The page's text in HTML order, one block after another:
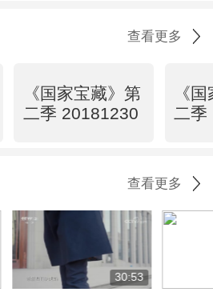
查看更多
《国家宝藏》第
二季 20181230
《
二季
查看更多
30:53